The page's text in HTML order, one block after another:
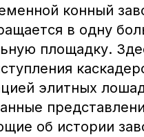
конный
в одну
площадку.
элитных
об истории